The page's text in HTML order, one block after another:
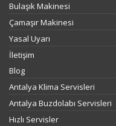
Bulaşık Makinesi
Çamaşır Makinesi
Yasal Uyarı
İletişim
Blog
Antalya Klima Servisleri
Antalya Buzdolabı Servisleri
Hızlı Servisler